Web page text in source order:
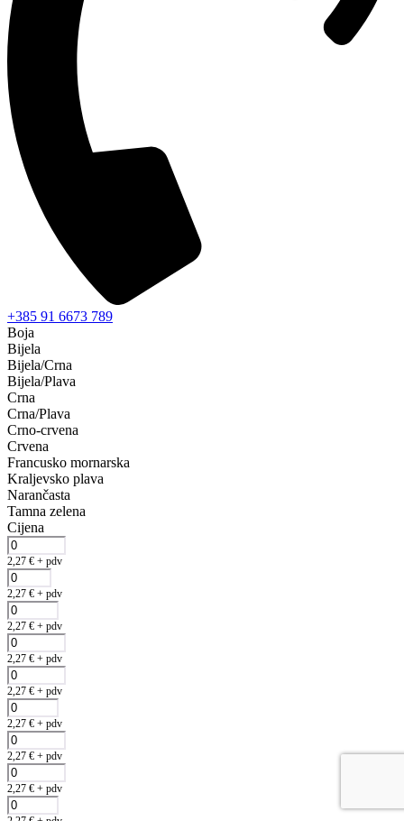
+385 91 6673 789
Boja
Bijela
Bijela/Crna
Bijela/Plava
Crna
Crna/Plava
Crno‑crvena
Crvena
Francusko mornarska
Kraljevsko plava
Narančasta
Tamna zelena
Cijena
2,27 € + pdv
2,27 € + pdv
2,27 € + pdv
2,27 € + pdv
2,27 € + pdv
2,27 € + pdv
2,27 € + pdv
2,27 € + pdv